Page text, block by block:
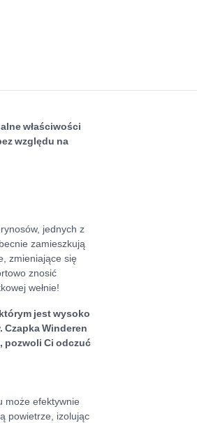
właściwości
względu na
jednych z
zamieszkują
zmieniające się
znosić
wełnie!
jest wysoko
Winderen
pozwoli Ci odczuć
może efektywnie
powietrze, izolując